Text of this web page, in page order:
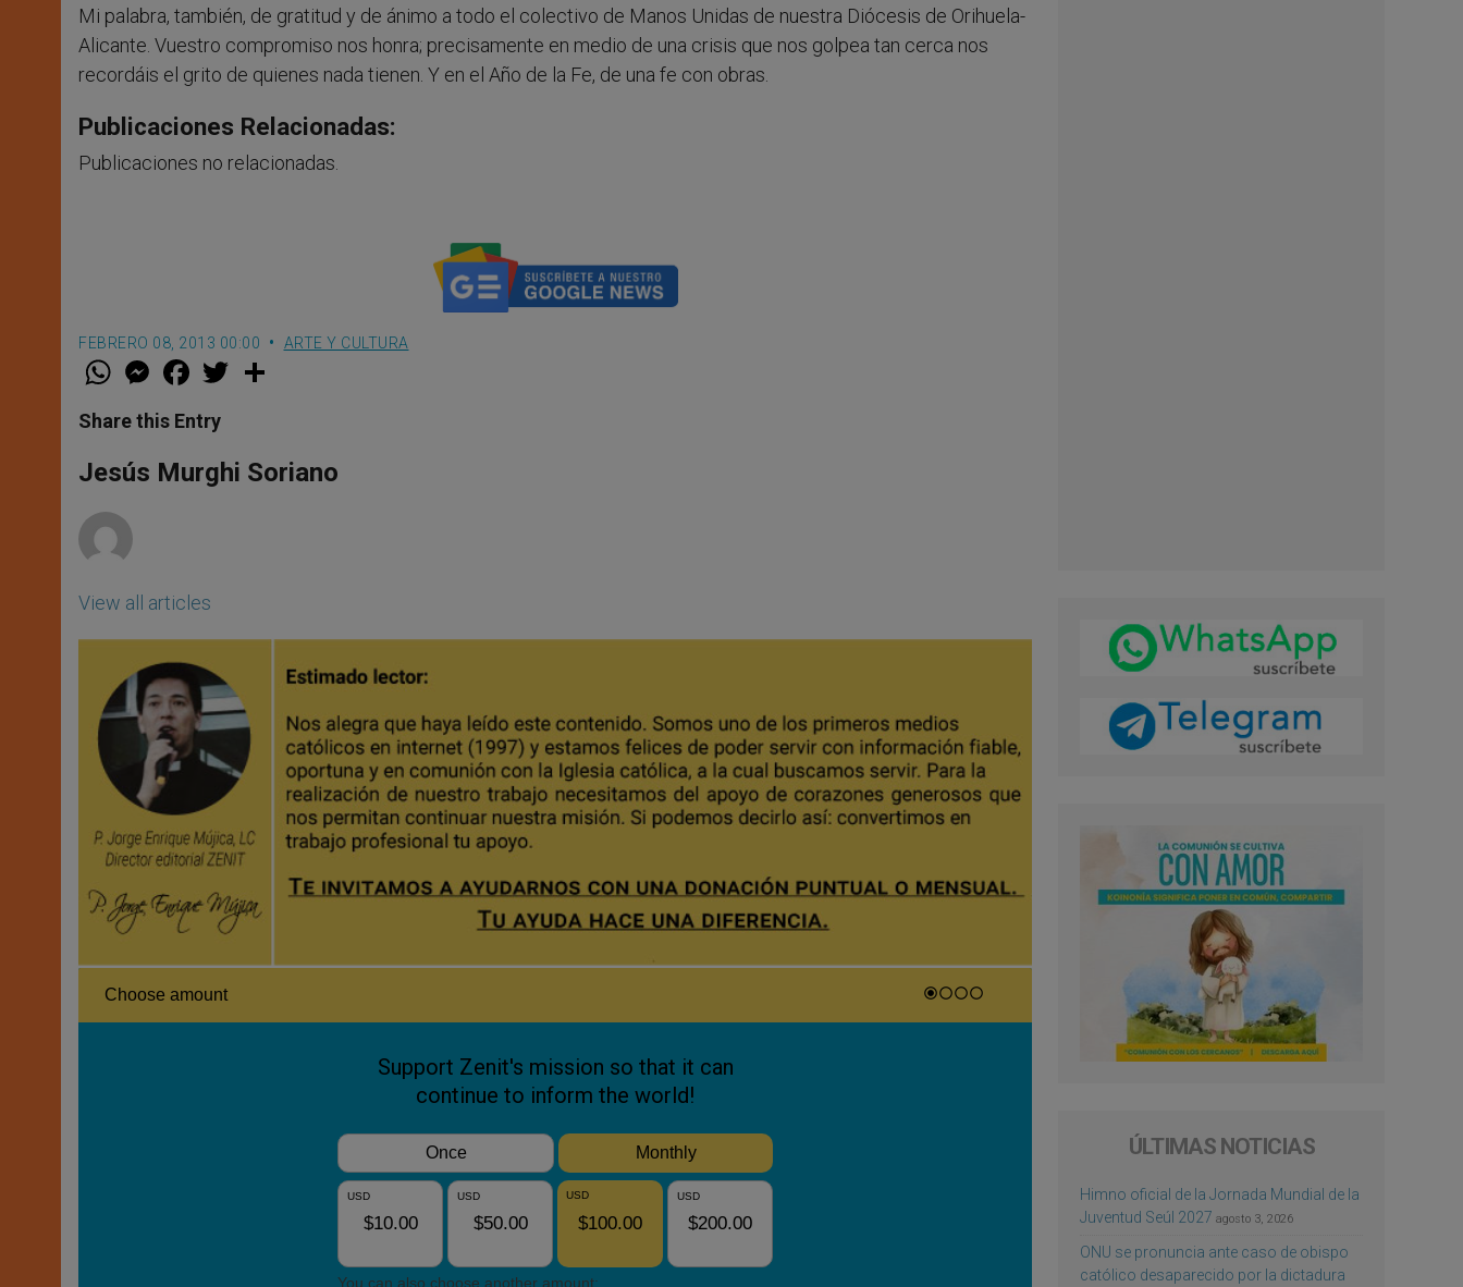
Mi palabra, también, de gratitud y de ánimo a todo el colectivo de Manos Unidas de nuestra Diócesis de Orihuela-
Alicante. Vuestro compromiso nos honra; precisamente en medio de una crisis que nos golpea tan cerca nos
recordáis el grito de quienes nada tienen. Y en el Año de la Fe, de una fe con obras.
Publicaciones Relacionadas:
Publicaciones no relacionadas.
FEBRERO 08, 2013 00:00 ARTE Y CULTURA
W
t
s
p
p
M
e
s
e
g
e
F
a
e
b
o
k
w
r
Share this Entry
Jesús Murghi Soriano
View all articles
ÚLTIMAS NOTICIAS
Himno oficial de la Jornada Mundial de la
Juventud Seúl 2027 agosto 3, 2026
ONU se pronuncia ante caso de obispo
católico desaparecido por la dictadura